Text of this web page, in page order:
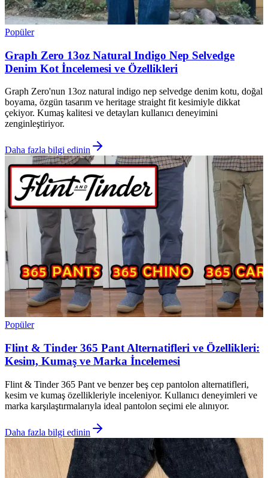
Popüler
Graph Zero 13oz Natural Indigo Nep Selvedge
Denim Kot İncelemesi ve Özellikleri
Graph Zero'nun 13oz natural indigo nep selvedge denim kotu, doğal
boyama, özgün tasarım ve heritage straight fit kesimiyle dikkat
çekiyor. Kumaş kalitesi ve detayları kullanıcı deneyimini
zenginleştiriyor.
Daha fazla bilgi edinin
Popüler
Flint & Tinder 365 Pant Alternatifleri ve Özellikleri:
Kesim, Kumaş ve Marka İncelemesi
Flint & Tinder 365 Pant ve benzer beş cep pantolon alternatifleri,
kesim ve kumaş özellikleriyle inceleniyor. Kullanıcı deneyimleri ve
marka karşılaştırmalarıyla ideal pantolon seçimi ele alınıyor.
Daha fazla bilgi edinin